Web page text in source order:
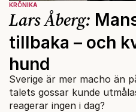
KRÖNIKA
Lars Åberg:
tillbaka – och
hund
Sverige är mer macho än
talets gossar kunde
reagerar ingen i dag?